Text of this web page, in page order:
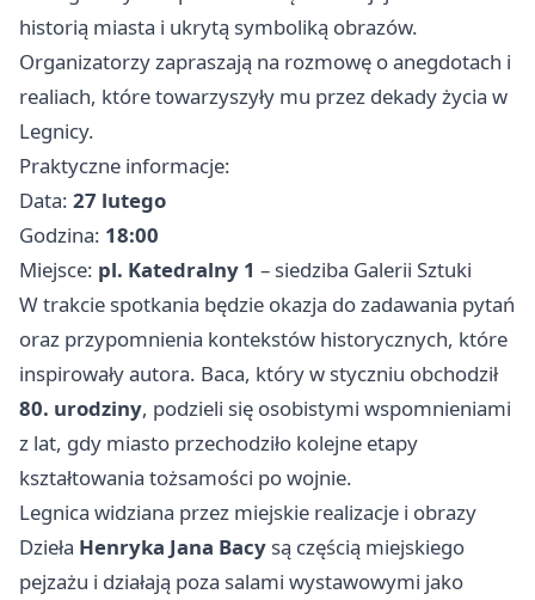
historią miasta i ukrytą symboliką obrazów.
Organizatorzy zapraszają na rozmowę o anegdotach i
realiach, które towarzyszyły mu przez dekady życia w
Legnicy.
Praktyczne informacje:
Data: 27 lutego
Godzina: 18:00
Miejsce: pl. Katedralny 1 – siedziba Galerii Sztuki
W trakcie spotkania będzie okazja do zadawania pytań
oraz przypomnienia kontekstów historycznych, które
inspirowały autora. Baca, który w styczniu obchodził
80. urodziny, podzieli się osobistymi wspomnieniami
z lat, gdy miasto przechodziło kolejne etapy
kształtowania tożsamości po wojnie.
Legnica widziana przez miejskie realizacje i obrazy
Dzieła Henryka Jana Bacy są częścią miejskiego
pejzażu i działają poza salami wystawowymi jako